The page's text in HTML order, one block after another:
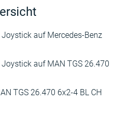
Joystick auf Mercedes-Benz
Joystick auf MAN TGS 26.470
TGS 26.470 6x2-4 BL CH